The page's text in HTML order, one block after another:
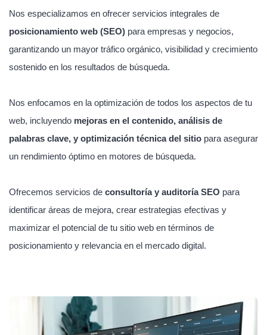
Nos especializamos en ofrecer servicios integrales de
posicionamiento web (SEO) para empresas y negocios,
garantizando un mayor tráfico orgánico, visibilidad y crecimiento
sostenido en los resultados de búsqueda.
Nos enfocamos en la optimización de todos los aspectos de tu
web, incluyendo mejoras en el contenido, análisis de
palabras clave, y optimización técnica del sitio para asegurar
un rendimiento óptimo en motores de búsqueda.
Ofrecemos servicios de consultoría y auditoría SEO para
identificar áreas de mejora, crear estrategias efectivas y
maximizar el potencial de tu sitio web en términos de
posicionamiento y relevancia en el mercado digital.